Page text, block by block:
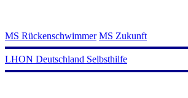
MS Rückenschwimmer MS Zukunft
LHON Deutschland Selbsthilfe